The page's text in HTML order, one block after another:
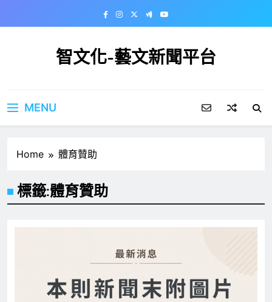
智文化-藝文新聞平台
MENU
Home 體育贊助
標籤:體育贊助